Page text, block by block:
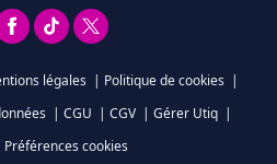
légales | Politique de cookies |
| CGU | CGV | Gérer Utiq |
Préférences cookies